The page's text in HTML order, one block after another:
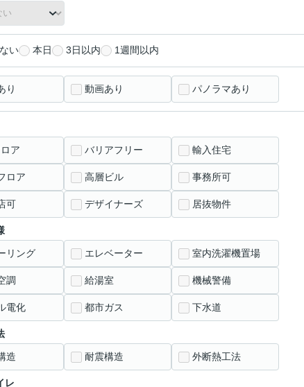
い 本日 3日以内 1週間以内
り 動画あり パノラマあり
ア バリアフリー 輸入住宅
ロア 高層ビル 事務所可
可 デザイナーズ 居抜物件
リング エレベーター 室内洗濯機置場
調 給湯室 機械警備
電化 都市ガス 下水道
造 耐震構造 外断熱工法
レ